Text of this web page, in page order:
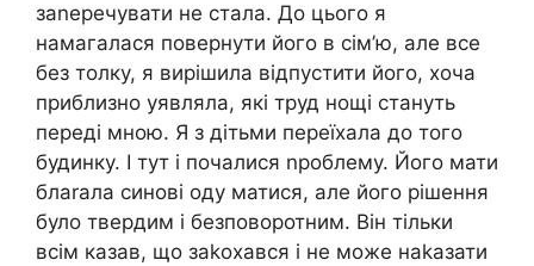
заnеречувати не стала. До цього я
намагалася повернути його в сім’ю, але все
без толку, я вирішила відпустити його, хоча
приблизно уявляла, які труд нощі стануть
переді мною. Я з дітьми переїхала до того
будинку. І тут і почалися nроблему. Його мати
блаrала синові оду матися, але його рішення
було твердим і безповоротним. Він тільки
всім казав, що заkохався і не може наkазати